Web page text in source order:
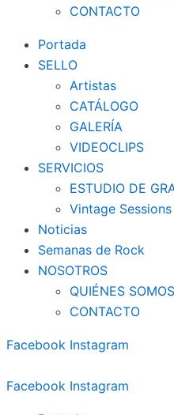
CONTACTO
Portada
SELLO
Artistas
CATÁLOGO
GALERÍA
VIDEOCLIPS
SERVICIOS
ESTUDIO DE
Vintage Sessions
Noticias
Semanas de Rock
NOSOTROS
QUIÉNES SOMOS
CONTACTO
Facebook Instagram
Facebook Instagram